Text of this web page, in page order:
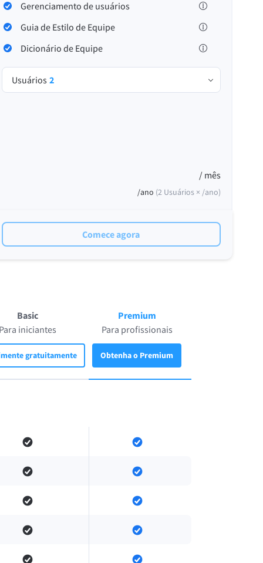
Windows
Gerenciamento de usuários
Guia de Estilo de Equipe
Dicionário de Equipe
Usuários 2
/ mês
/ano (2 Usuários × /ano)
Comece agora
Basic
Para iniciantes
gratuitamente
Premium
Para profissionais
Obtenha o Premium